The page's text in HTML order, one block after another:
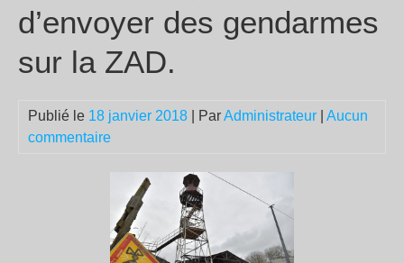
d’envoyer des gendarmes
sur la ZAD.
Publié le 18 janvier 2018 | ParAdministrateur
Aucun
commentaire